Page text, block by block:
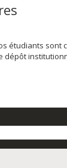
étudiants sont
dépôt